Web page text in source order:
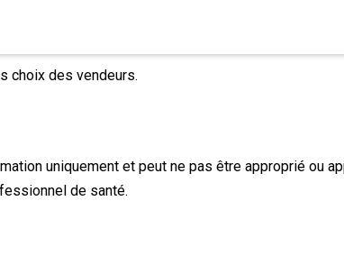
choix des vendeurs.
uniquement et peut ne pas être approprié ou
de santé.